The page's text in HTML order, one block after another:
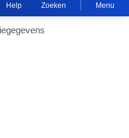
Help Zoeken Menu
Portlet